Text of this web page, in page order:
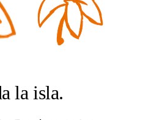
la isla.